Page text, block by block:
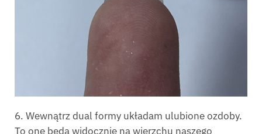
6. Wewnątrz dual formy układam ulubione ozdoby.
To one będą widocznie na wierzchu naszego